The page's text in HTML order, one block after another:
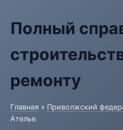
Полный
ремонту
Главная » Приволжский
Ателье